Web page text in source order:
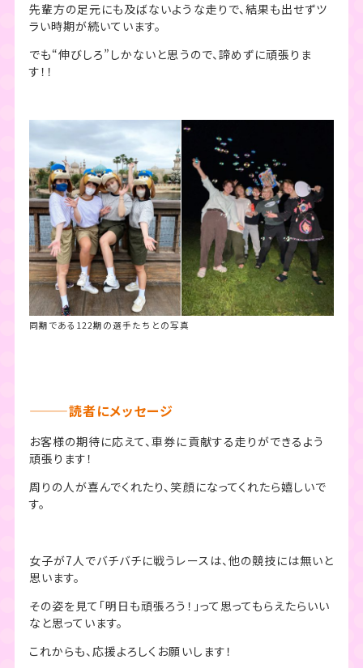
先輩方の足元にも及ばないような走りで、結果も出せずツ
ラい時期が続いています。
でも“伸びしろ”しかないと思うので、諦めずに頑張りま
す！！
同期である122期の選手たちとの写真
———読者にメッセージ
お客様の期待に応えて、車券に貢献する走りができるよう
頑張ります！
周りの人が喜んでくれたり、笑顔になってくれたら嬉しいで
す。
女子が7人でバチバチに戦うレースは、他の競技には無いと
思います。
その姿を見て「明日も頑張ろう！」って思ってもらえたらいい
なと思っています。
これからも、応援よろしくお願いします！